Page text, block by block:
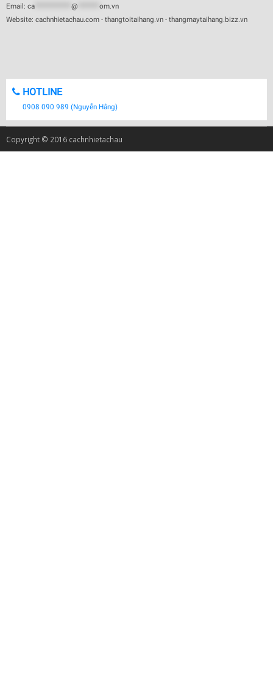
Email: ca @
om.vn
Website: cachnhietachau.com - thangtoitaihang.vn - thangmaytaihang.bizz.vn
HOTLINE
0908 090 989 (Nguyễn Hằng)
Copyright © 2016 cachnhietachau